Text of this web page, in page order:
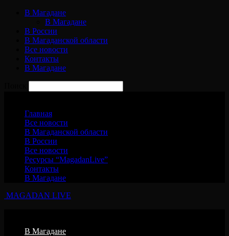
В Магадане
В Магадане
В России
В Магаданской области
Все новости
Контакты
В Магадане
Главная
Все новости
В Магаданской области
В России
Все новости
Ресурсы “MagadanLive”
Контакты
В Магадане
MAGADAN LIVE
В Магадане